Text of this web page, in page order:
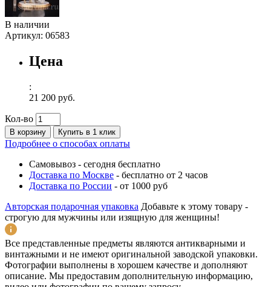
В наличии
Артикул: 06583
Цена
:
21 200 руб.
Кол-во
В корзину Купить в 1 клик
Подробнее о способах оплаты
Самовывоз - сегодня бесплатно
Доставка по Москве - бесплатно от 2 часов
Доставка по России - от 1000 руб
Авторская подарочная упаковка Добавьте к этому товару -
строгую для мужчины или изящную для женщины!
Все представленные предметы являются антикварными и
винтажными и не имеют оригинальной заводской упаковки.
Фотографии выполнены в хорошем качестве и дополняют
описание. Мы предоставим дополнительную информацию,